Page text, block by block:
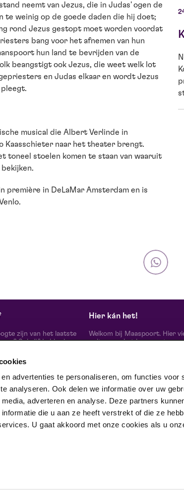
advertenties te personaliseren, om functies voor
analyseren. Ook delen we informatie over uw
adverteren en analyse. Deze partners
die u aan ze heeft verstrekt of die ze
U gaat akkoord met onze cookies als u
neemt van Jezus, die in Judas' ogen de
te weinig op de goede daden die hij doet;
rond Jezus gestopt moet worden voordat
bang voor het afnemen van hun
hun land te bevrijden van de
beangstigt ook Jezus, die weet welk lot
en Judas elkaar en wordt Jezus
musical die Albert Verlinde in
Kaasschieter naar het theater brengt.
toneel stoelen komen te staan van waaruit
première in DeLaMar Amsterdam en is
zijn van het laatste
Schrijf je hier in
je in
Hier kán het!
Welkom bij Maaspoort. Hier
cultuur en het leven met een
echte verschil maak je samen’.
Winnaar van de Red Dot
& Communication Design
categorie Corporate Design &